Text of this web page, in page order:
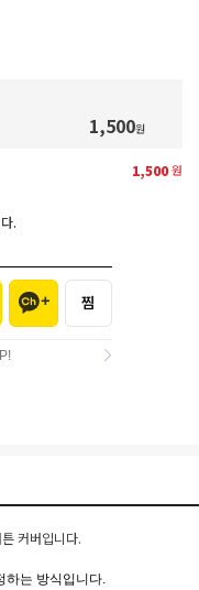
1,500원
1,500원
.
커버입니다.
는 방식입니다.